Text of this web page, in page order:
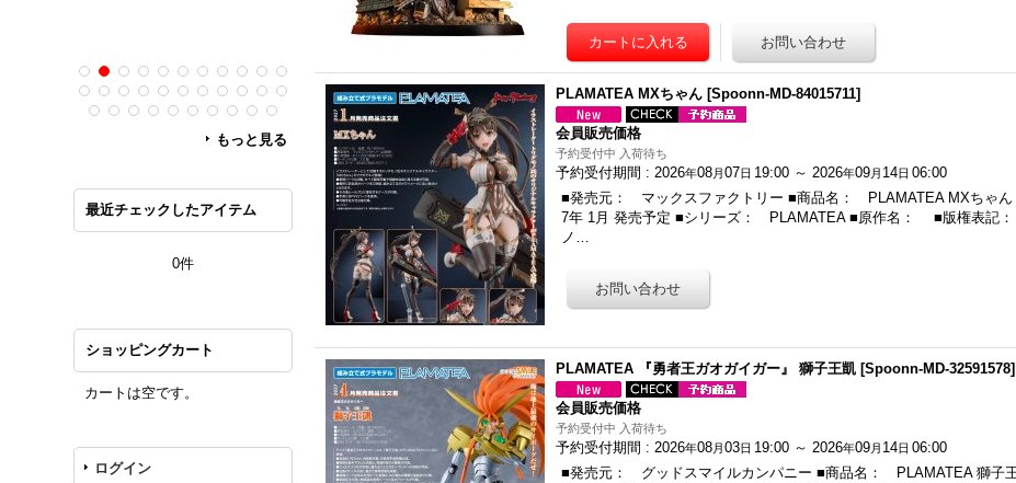
もっと見る
最近チェックしたアイテム
0件
ショッピングカート
カートは空です。
ログイン
PLAMATEA MXちゃん [Spoonn-MD-84015711]
会員販売価格
予約受付中 入荷待ち
予約受付期間 : 2026年08月07日 19:00 ～ 2026年09月 14日 06:00
■発売元： マックスファクトリー ■商品名： PLAMATEA MXちゃ
7年 1月 発売予定 ■シリーズ： PLAMATEA ■原作名： ■版権表記
ノ…
PLAMATEA 『勇者王ガオガイガー』 獅子王凱 [Spoonn-MD-32591578]
会員販売価格
予約受付中 入荷待ち
予約受付期間 : 2026年08月03日 19:00 ～ 2026年09月 14日 06:00
■発売元： グッドスマイルカンパニー ■商品名： PLAMATEA 獅子